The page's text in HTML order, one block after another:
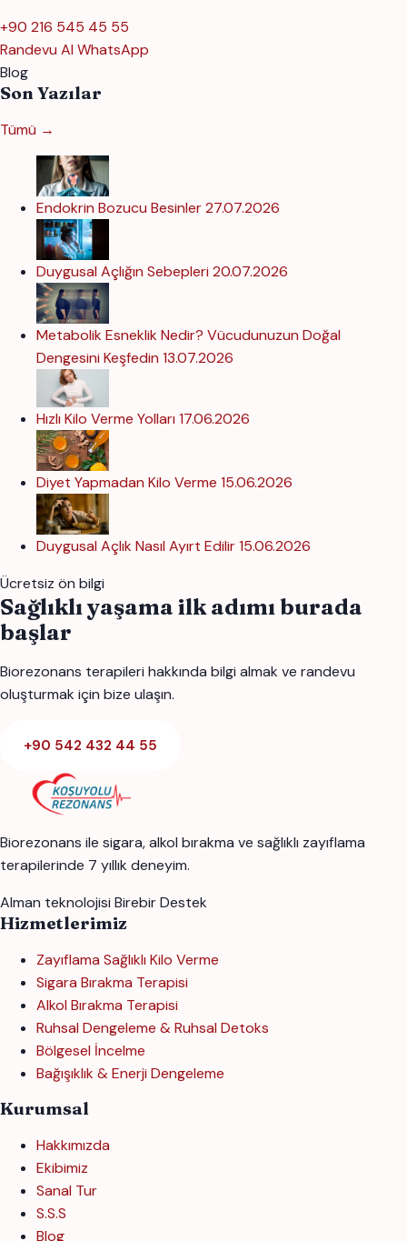
+90 216 545 45 55
Randevu Al WhatsApp
Blog
Son Yazılar
Tümü →
Endokrin Bozucu Besinler27.07.2026
Duygusal Açlığın Sebepleri 20.07.2026
Metabolik Esneklik Nedir? Vücudunuzun Doğal
Dengesini Keşfedin 13.07.2026
Hızlı Kilo Verme Yolları 17.06.2026
Diyet Yapmadan Kilo Verme 15.06.2026
Duygusal Açlık Nasıl Ayırt Edilir15.06.2026
Ücretsiz ön bilgi
Sağlıklı yaşama ilk adımı burada
başlar
Biorezonans terapileri hakkında bilgi almak ve randevu
oluşturmak için bize ulaşın.
+90 542 432 44 55
Biorezonans ile sigara, alkol bırakma ve sağlıklı zayıflama
terapilerinde 7 yıllık deneyim.
Alman teknolojisi Birebir Destek
Hizmetlerimiz
Zayıflama Sağlıklı Kilo Verme
Sigara Bırakma Terapisi
Alkol Bırakma Terapisi
Ruhsal Dengeleme & Ruhsal Detoks
Bölgesel İncelme
Bağışıklık & Enerji Dengeleme
Kurumsal
Hakkımızda
Ekibimiz
Sanal Tur
S.S.S
Blog